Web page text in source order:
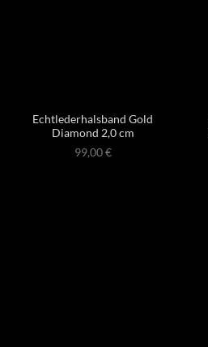
Echtlederhalsband Gold
Diamond 2,0 cm
99,00€